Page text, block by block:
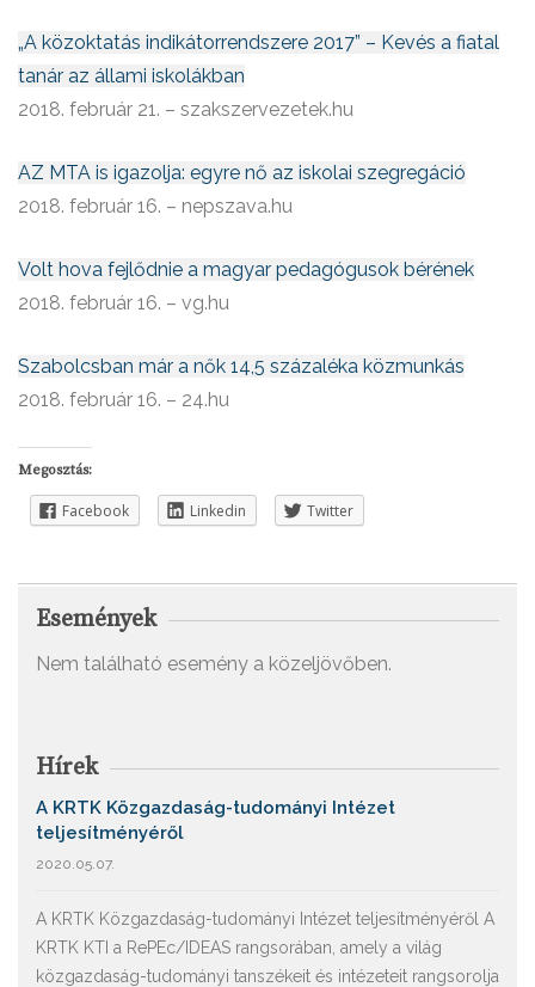
„A közoktatás indikátorrendszere 2017” – Kevés a fiatal
tanár az állami iskolákban
2018. február 21. – szakszervezetek.hu
AZ MTA is igazolja: egyre nő az iskolai szegregáció
2018. február 16. – nepszava.hu
Volt hova fejlődnie a magyar pedagógusok bérének
2018. február 16. – vg.hu
Szabolcsban már a nők 14,5 százaléka közmunkás
2018. február 16. – 24.hu
Megosztás:
Facebook Linkedin Twitter
Események
Nem található esemény a közeljövőben.
Hírek
A KRTK Közgazdaság-tudományi Intézet
teljesítményéről
2020.05.07.
A KRTK Közgazdaság-tudományi Intézet teljesítményéről A
KRTK KTI a RePEc/IDEAS rangsorában, amely a világ
közgazdaság-tudományi tanszékeit és intézeteit rangsorolja